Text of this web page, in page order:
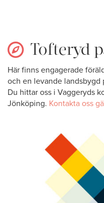
Tofteryd
Här finns engagerade
och en levande landsbygd
Du hittar oss i Vaggeryds
Jönköping. Kontakta oss